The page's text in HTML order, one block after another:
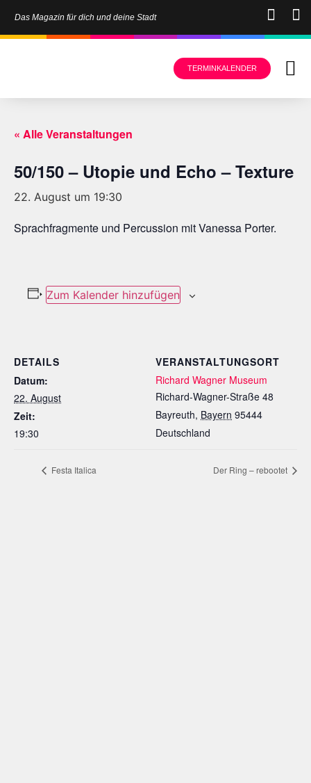
Das Magazin für dich und deine Stadt
TERMINKALENDER
« Alle Veranstaltungen
50/150 – Utopie und Echo – Texture
22. August um 19:30
Sprachfragmente und Percussion mit Vanessa Porter.
Zum Kalender hinzufügen
DETAILS
Datum:
22. August
Zeit:
19:30
VERANSTALTUNGSORT
Richard Wagner Museum
Richard-Wagner-Straße 48
Bayreuth, Bayern 95444
Deutschland
Festa Italica Der Ring – rebootet